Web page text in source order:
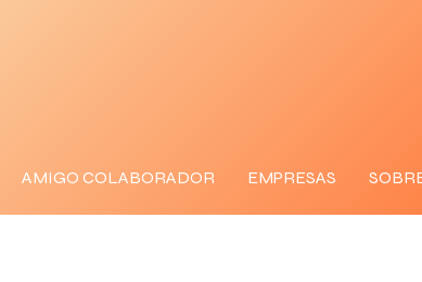
AMIGO COLABORADOR EMPRESAS